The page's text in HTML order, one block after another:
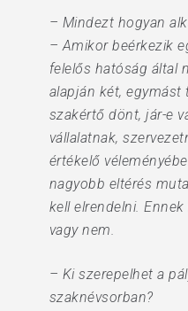
– Mindezt hogyan
– Amikor beérkezik
felelős hatóság által
alapján két,
szakértő dönt, jár-e
vállalatnak,
értékelő
nagyobb eltérés
kell elrendelni.
vagy nem.
– Ki szerepelhet a
szaknévsorban?